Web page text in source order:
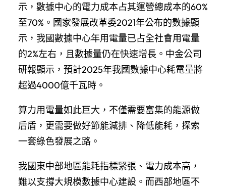
示，數據中心的電力成本占其運營總成本的60%
至70%。國家發展改革委2021年公布的數據顯
示，我國數據中心年用電量已占全社會用電量
的2%左右，且數據量仍在快速增長。中金公司
研報顯示，預計2025年我國數據中心耗電量將
超過4000億千瓦時。
算力用電量如此巨大，不僅需要富集的能源做
后盾，更需要做好節能減排、降低能耗，探索
一套綠色發展之路。
我國東中部地區能耗指標緊張、電力成本高，
難以支撐大規模數據中心建設。而西部地區不